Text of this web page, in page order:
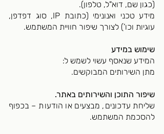
(כגון שם, דוא"ל, טלפון).
מידע טכני ואנונימי (כתובת IP, סוג דפדפן,
עוגיות וכו’) לצורך שיפור חוויית המשתמש.
שימוש במידע
המידע שנאסף עשוי לשמש ל:
מתן השירותים המבוקשים.
שיפור התוכן והשירותים באתר.
שליחת עדכונים, מבצעים או הודעות – בכפוף
להסכמת המשתמש.